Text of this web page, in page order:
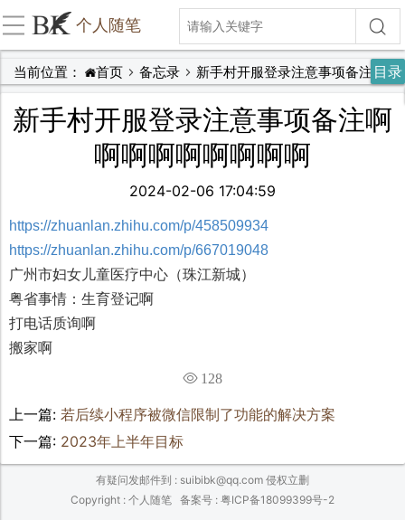
个人随笔
目录
当前位置： 首页 备忘录 新手村开服登录注意事项备注啊啊啊啊啊啊啊啊啊
新手村开服登录注意事项备注啊
啊啊啊啊啊啊啊啊
2024-02-06 17:04:59
https://zhuanlan.zhihu.com/p/458509934
https://zhuanlan.zhihu.com/p/667019048
广州市妇女儿童医疗中心（珠江新城）
粤省事情：生育登记啊
打电话质询啊
搬家啊
128
上一篇: 若后续小程序被微信限制了功能的解决方案
下一篇: 2023年上半年目标
有疑问发邮件到 : suibibk@qq.com 侵权立删
Copyright : 个人随笔 备案号 : 粤ICP备18099399号-2